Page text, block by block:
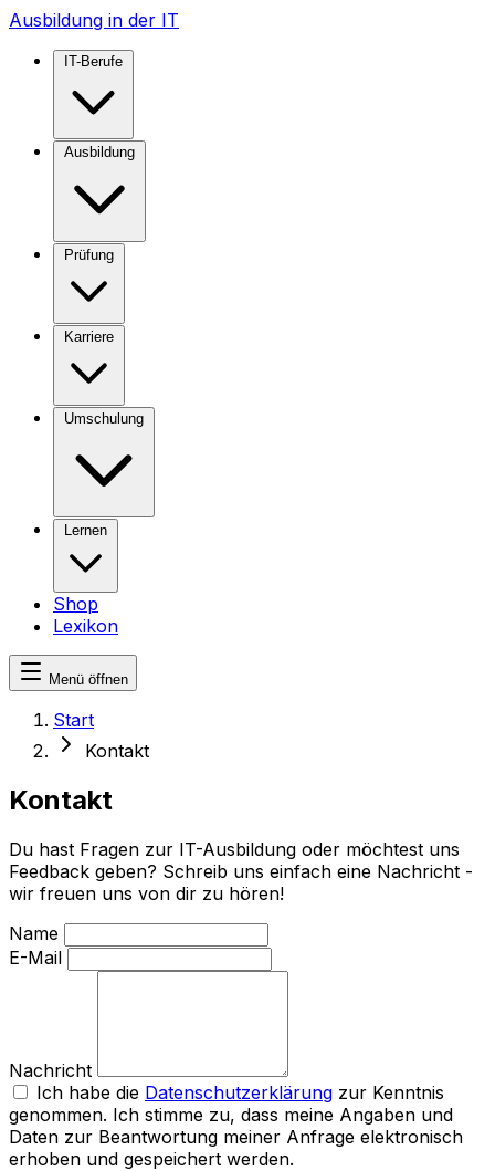
Ausbildung in der IT
IT-Berufe
Ausbildung
Prüfung
Karriere
Umschulung
Lernen
Shop
Lexikon
Menü öffnen
Start
Kontakt
Kontakt
Du hast Fragen zur IT-Ausbildung oder möchtest uns
Feedback geben? Schreib uns einfach eine Nachricht -
wir freuen uns von dir zu hören!
Name
E-Mail
Nachricht
Ich habe die Datenschutzerklärung zur Kenntnis
genommen. Ich stimme zu, dass meine Angaben und
Daten zur Beantwortung meiner Anfrage elektronisch
erhoben und gespeichert werden.